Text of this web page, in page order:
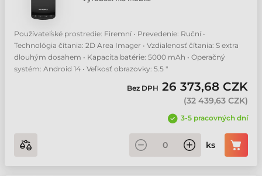
Používateľské prostredie: Firemní • Prevedenie: Ruční •
Technológia čítania: 2D Area Imager • Vzdialenosť čítania: S extra
dlouhým dosahem • Kapacita batérie: 5000 mAh • Operačný
systém: Android 14 • Veľkosť obrazovky: 5.5 "
Bez DPH 26 373,68 CZK
(32 439,63 CZK)
3-5 pracovných dní
ks